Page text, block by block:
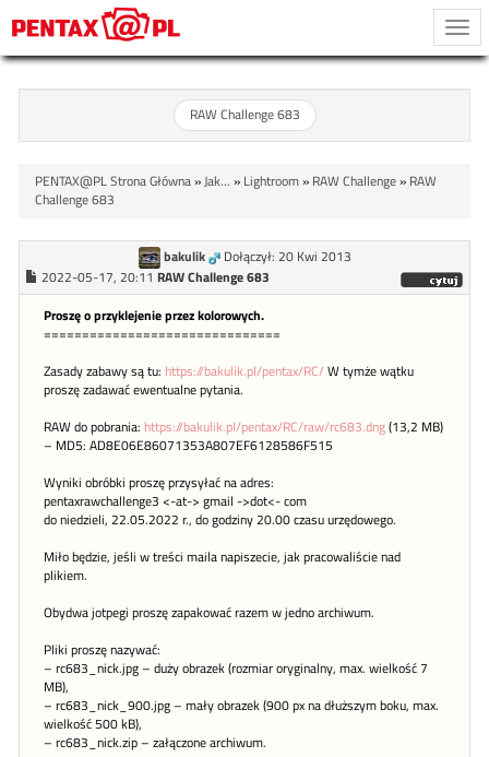
RAW Challenge 683
PENTAX@PL Strona Główna»Jak... » Lightroom» RAW Challenge» RAW
Challenge 683
bakulik
Dołączył: 20 Kwi 2013
2022-05-17, 20:11 RAW Challenge 683
Proszę o przyklejenie przez kolorowych.
===============================
Zasady zabawy są tu: https://bakulik.pl/pentax/RC/W tymże wątku
proszę zadawać ewentualne pytania.
RAW do pobrania: https://bakulik.pl/pentax/RC/raw/rc683.dng(13,2 MB)
– MD5: AD8E06E86071353A807EF6128586F515
Wyniki obróbki proszę przysyłać na adres:
pentaxrawchallenge3 <-at-> gmail ->dot<- com
do niedzieli, 22.05.2022 r., do godziny 20.00 czasu urzędowego.
Miło będzie, jeśli w treści maila napiszecie, jak pracowaliście nad
plikiem.
Obydwa jotpegi proszę zapakować razem w jedno archiwum.
Pliki proszę nazywać:
– rc683_nick.jpg – duży obrazek (rozmiar oryginalny, max. wielkość 7
MB),
– rc683_nick_900.jpg – mały obrazek (900 px na dłuższym boku, max.
wielkość 500 kB),
– rc683_nick.zip – załączone archiwum.